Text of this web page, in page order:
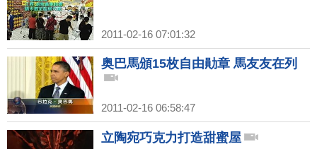
2011-02-16 07:01:32
奥巴馬頒15枚自由勛章 馬友友在列
2011-02-16 06:58:47
立陶宛巧克力打造甜蜜屋